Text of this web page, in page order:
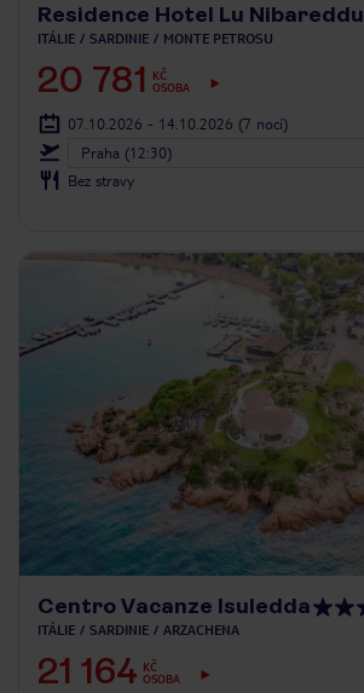
Residence Hotel Lu Nibareddu
ITÁLIE SARDINIE MONTE PETROSU
20 781
KČ
OSOBA
07.10.2026 - 14.10.2026 (7 nocí)
Praha (12:30)
Bez stravy
Centro Vacanze Isuledda
ITÁLIE SARDINIE ARZACHENA
21 164 KČ
OSOBA